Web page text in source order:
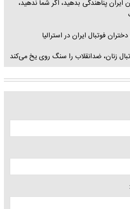
ایران پناهندگی بدهید، اگر شما ندهید،
فوتبال ایران در استرالیا
زنان، ضدانقلاب را سنگ روی یخ می‌کند